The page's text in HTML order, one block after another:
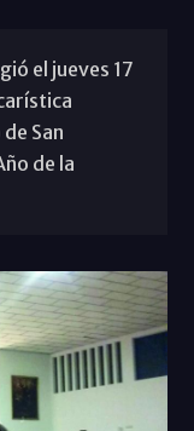
el jueves 17
San
de la